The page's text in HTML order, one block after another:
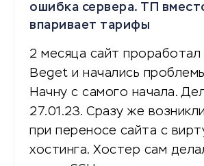
ошибка сервера. ТП
впаривает тарифы
2 месяца сайт проработал
Beget и начались
Начну с самого начала.
27.01.23. Сразу же
при переносе сайта с
хостинга. Хостер сам